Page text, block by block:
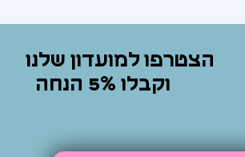
הצטרפו למועדון שלנו
וקבלו 5% הנחה